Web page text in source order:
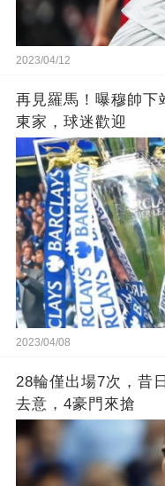
2023/04/12
再見羅馬！曝穆帥下
東家，球迷歡迎
2023/04/08
28輪僅出場7次，昔
去意，4豪門來搶